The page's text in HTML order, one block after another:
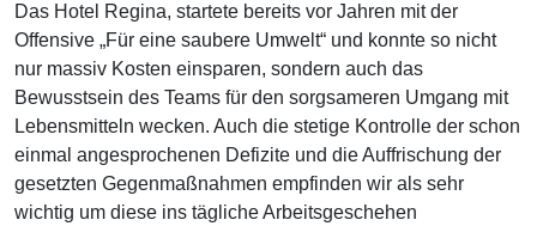
Das Hotel Regina, startete bereits vor Jahren mit der
Offensive „Für eine saubere Umwelt“ und konnte so nicht
nur massiv Kosten einsparen, sondern auch das
Bewusstsein des Teams für den sorgsameren Umgang mit
Lebensmitteln wecken. Auch die stetige Kontrolle der schon
einmal angesprochenen Defizite und die Auffrischung der
gesetzten Gegenmaßnahmen empfinden wir als sehr
wichtig um diese ins tägliche Arbeitsgeschehen